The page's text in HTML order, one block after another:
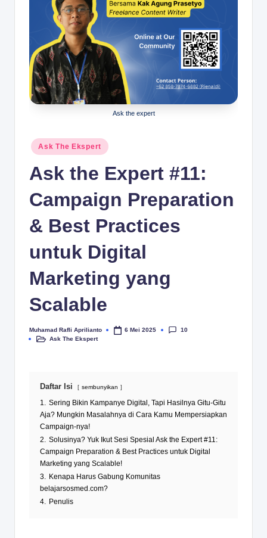
Ask the expert
Posted
in
Ask The Ekspert
Ask the Expert #11:
Campaign Preparation
& Best Practices
untuk Digital
Marketing yang
Scalable
Posted
by
Muhamad Rafli Aprilianto 6 Mei 2025
10
PostedAsk The Ekspert
Daftar Isi sembunyikan
1.
Sering Bikin Kampanye Digital, Tapi Hasilnya Gitu-Gitu
Aja? Mungkin Masalahnya di Cara Kamu Mempersiapkan
Campaign-nya!
2.
Solusinya? Yuk Ikut Sesi Spesial Ask the Expert #11:
Campaign Preparation & Best Practices untuk Digital
Marketing yang Scalable!
3.
Kenapa Harus Gabung Komunitas
belajarsosmed.com?
4.
Penulis